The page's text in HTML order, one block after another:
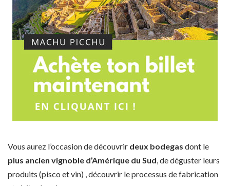
Vous aurez l’occasion de découvrir deux bodegas dont le
plus ancien vignoble d’Amérique du Sud, de déguster leurs
produits (pisco et vin) , découvrir le processus de fabrication